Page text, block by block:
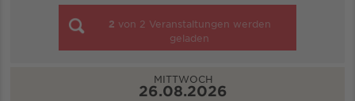
2 von 2 Veranstaltungen werden
geladen
MITTWOCH
26.08.2026